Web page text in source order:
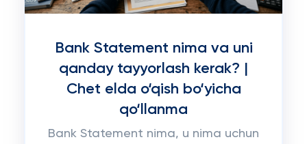
Bank Statement nima va uni
qanday tayyorlash kerak? |
Chet elda o‘qish bo‘yicha
qo‘llanma
Bank Statement nima, u nima uchun